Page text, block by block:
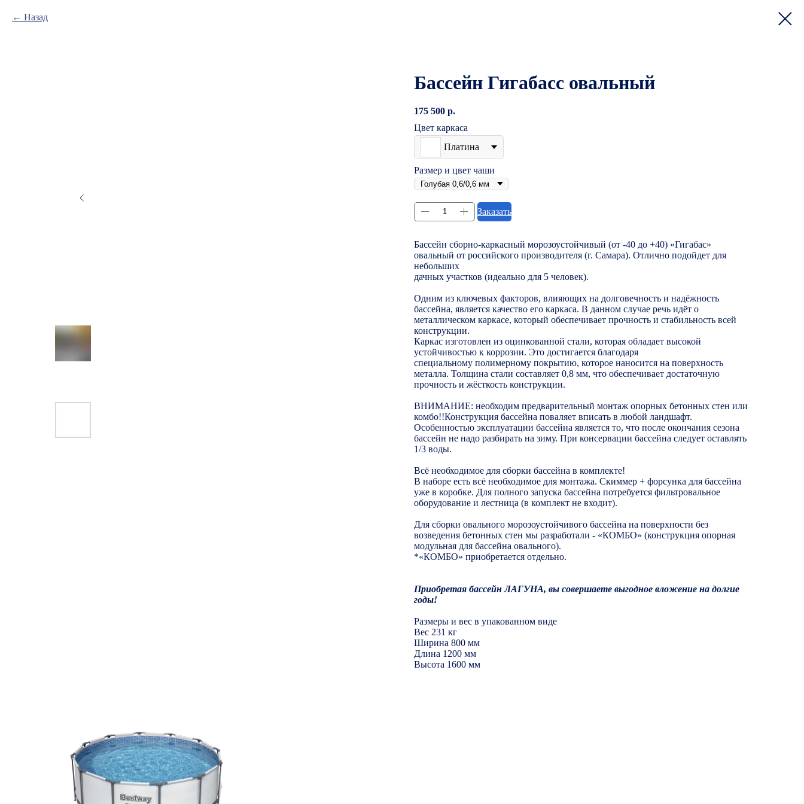
Назад
Бассейн Гигабасс овальный
175 500 р.
Цвет каркаса
Платина
Размер и цвет чаши
Заказать
Бассейн сборно-каркасный морозоустойчивый (от -40 до +40) «Гигабас»
овальный от российского производителя (г. Самара). Отлично подойдет для
небольших
дачных участков (идеально для 5 человек).
Одним из ключевых факторов, влияющих на долговечность и надёжность
бассейна, является качество его каркаса. В данном случае речь идёт о
металлическом каркасе, который обеспечивает прочность и стабильность всей
конструкции.
Каркас изготовлен из оцинкованной стали, которая обладает высокой
устойчивостью к коррозии. Это достигается благодаря
специальному полимерному покрытию, которое наносится на поверхность
металла. Толщина стали составляет 0,8 мм, что обеспечивает достаточную
прочность и жёсткость конструкции.
ВНИМАНИЕ: необходим предварительный монтаж опорных бетонных стен или
комбо!!Конструкция бассейна поваляет вписать в любой ландшафт.
Особенностью эксплуатации бассейна является то, что после окончания сезона
бассейн не надо разбирать на зиму. При консервации бассейна следует оставлять
1/3 воды.
Всё необходимое для сборки бассейна в комплекте!
В наборе есть всё необходимое для монтажа. Скиммер + форсунка для бассейна
уже в коробке. Для полного запуска бассейна потребуется фильтровальное
оборудование и лестница (в комплект не входит).
Для сборки овального морозоустойчивого бассейна на поверхности без
возведения бетонных стен мы разработали - «КОМБО» (конструкция опорная
модульная для бассейна овального).
*«КОМБО» приобретается отдельно.
Приобретая бассейн ЛАГУНА, вы совершаете выгодное вложение на долгие
годы!
Размеры и вес в упакованном виде
Вес 231 кг
Ширина 800 мм
Длина 1200 мм
Высота 1600 мм